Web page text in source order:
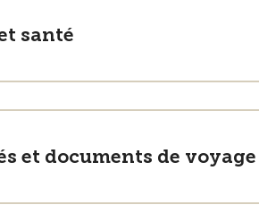
santé
et documents de voyage